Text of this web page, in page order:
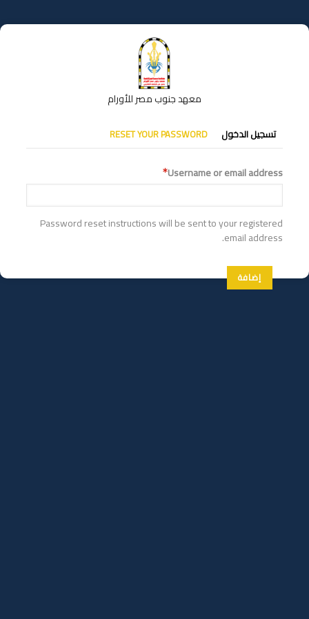
إلى
المحتوى
معهد جنوب مصر للأورام
التبويبات
الأساسية
تسجيل الدخول RESET YOUR PASSWORD
Username or email address
Password reset instructions will be sent to your registered
email address.